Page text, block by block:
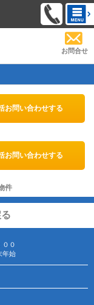
お問合せ
お問い合わせする
お問い合わせする
件
０
年始